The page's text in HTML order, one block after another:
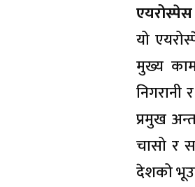
एयरोस्पेस
यो
मुख्य
प्रमुख
चासो र
देशको